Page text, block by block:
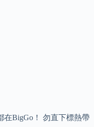
BigGo！ 勿直下標熱帶